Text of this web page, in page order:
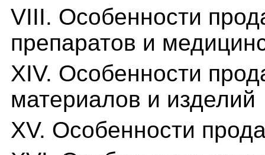
VIII. Особенности
препаратов и
XIV. Особенности
материалов и изделий
XV. Особенности